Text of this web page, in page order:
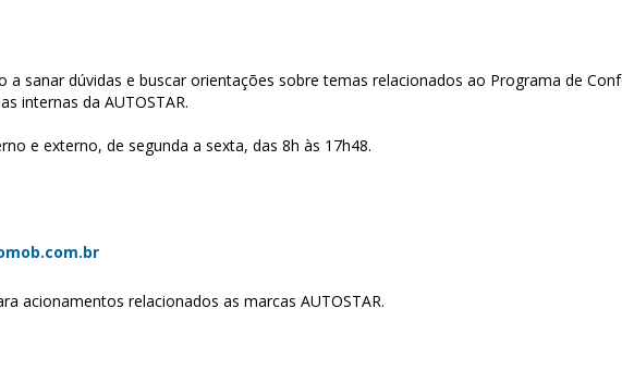
a sanar dúvidas e buscar orientações sobre temas relacionados ao Programa de
internas da AUTOSTAR.
e externo, de segunda a sexta, das 8h às 17h48.
acionamentos relacionados as marcas AUTOSTAR.